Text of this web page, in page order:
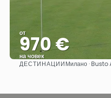
от
970 €
на човек
Вижте
ДЕСТИНАЦИИМилано · Busto